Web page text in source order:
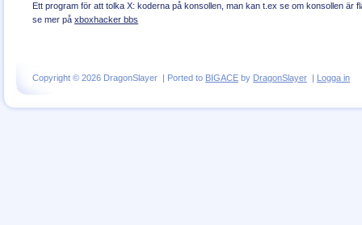
Ett program för att tolka X: koderna på konsollen, man kan t.ex se om konsollen är
se mer på xboxhacker bbs
Copyright © 2026 DragonSlayer | Ported to BIGACE by DragonSlayer | Logga in